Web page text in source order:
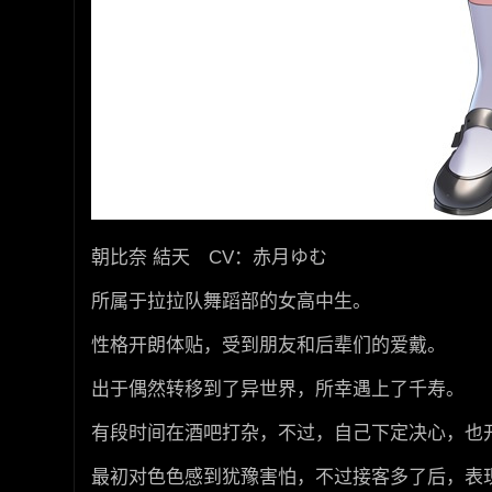
朝比奈 結天 CV：赤月ゆむ
所属于拉拉队舞蹈部的女高中生。
性格开朗体贴，受到朋友和后辈们的爱戴。
出于偶然转移到了异世界，所幸遇上了千寿。
有段时间在酒吧打杂，不过，自己下定决心，也
最初对色色感到犹豫害怕，不过接客多了后，表